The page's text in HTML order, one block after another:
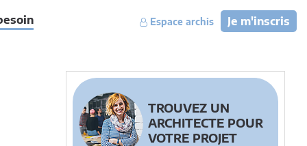
Je m'inscris
Espace archis
TROUVEZ UN
ARCHITECTE POUR
VOTRE PROJET